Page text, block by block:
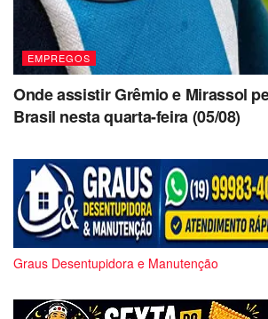
EMPREGOS
Onde assistir Grêmio e Mirassol
Brasil nesta quarta-feira (05/08)
Graus Desentupidora e Manutenção